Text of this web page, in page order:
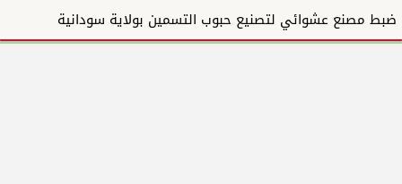
ضبط مصنع عشوائي لتصنيع حبوب التسمين بولاية سودانية